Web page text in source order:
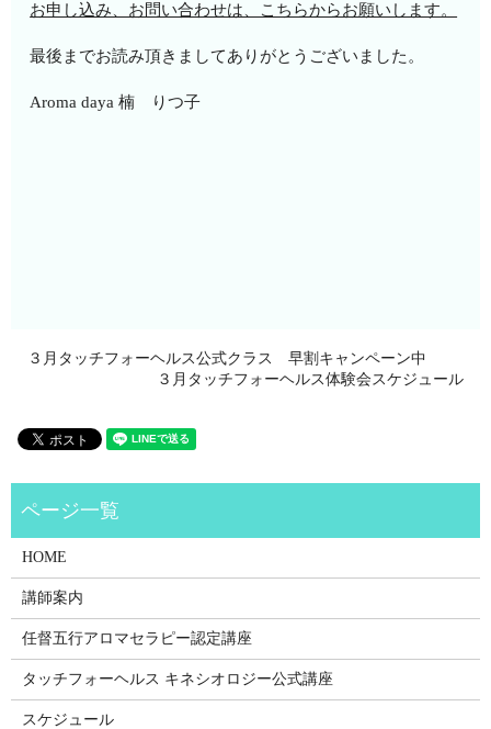
お申し込み、お問い合わせは、こちらからお願いします。
最後までお読み頂きましてありがとうございました。
Aroma daya 楠 りつ子
３月タッチフォーヘルス公式クラス 早割キャンペーン中
３月タッチフォーヘルス体験会スケジュール
HOME
講師案内
任督五行アロマセラピー認定講座
タッチフォーヘルス キネシオロジー公式講座
スケジュール